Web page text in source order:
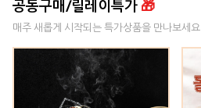
공동구매/릴레이특가 🎁
매주 새롭게 시작되는 특가상품을 만나보세요